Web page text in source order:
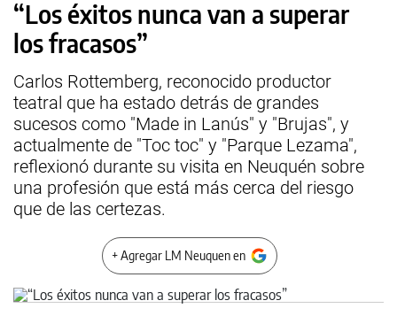
“Los éxitos nunca van a superar
los fracasos”
Carlos Rottemberg, reconocido productor
teatral que ha estado detrás de grandes
sucesos como "Made in Lanús" y "Brujas", y
actualmente de "Toc toc" y "Parque Lezama",
reflexionó durante su visita en Neuquén sobre
una profesión que está más cerca del riesgo
que de las certezas.
+ Agregar LM Neuquen en